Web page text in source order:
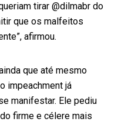
tirar @dilmabr do
que os malfeitos
afirmou.
que até mesmo
impeachment já
manifestar. Ele pediu
firme e célere mais